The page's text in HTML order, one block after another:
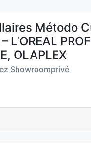
Método
L’OREAL
OLAPLEX
Showroomprivé